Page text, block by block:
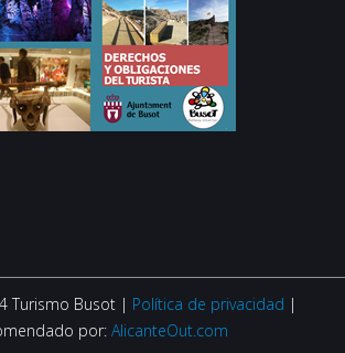
Turismo Busot | Política de privacidad |
por: AlicanteOut.com